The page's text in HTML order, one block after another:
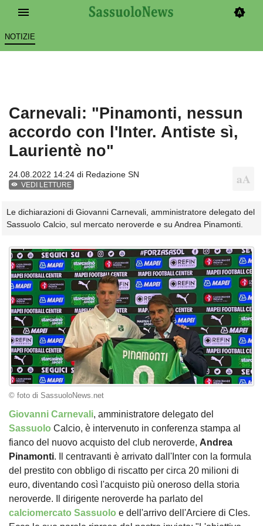
NOTIZIE
Carnevali: "Pinamonti, nessun
accordo con l'Inter. Antiste sì,
Laurientè no"
24.08.2022 14:24 di Redazione SN
VEDI LETTURE
Le dichiarazioni di Giovanni Carnevali, amministratore delegato del
Sassuolo Calcio, sul mercato neroverde e su Andrea Pinamonti.
© foto di SassuoloNews.net
Giovanni Carnevali, amministratore delegato del
Sassuolo Calcio, è intervenuto in conferenza stampa al
fianco del nuovo acquisto del club neroverde, Andrea
Pinamonti. Il centravanti è arrivato dall'Inter con la formula
del prestito con obbligo di riscatto per circa 20 milioni di
euro, diventando così l'acquisto più oneroso della storia
neroverde. Il dirigente neroverde ha parlato del
calciomercato Sassuolo e dell'arrivo dell'Arciere di Cles.